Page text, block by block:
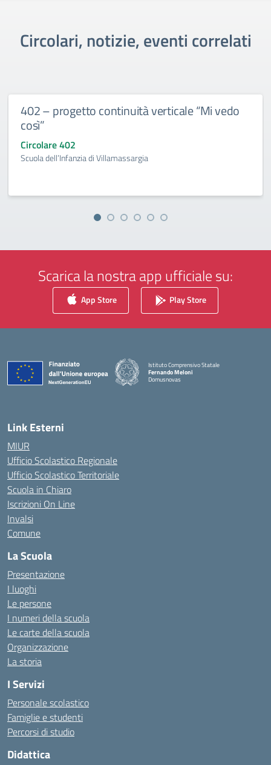
Circolari, notizie, eventi correlati
402 – progetto continuità verticale “Mi vedo
così”
Circolare 402
Scuola dell’Infanzia di Villamassargia
Scarica la nostra app ufficiale su:
App Store Play Store
Istituto Comprensivo Statale
Fernando Meloni
Domusnovas
Link Esterni
MIUR
Ufficio Scolastico Regionale
Ufficio Scolastico Territoriale
Scuola in Chiaro
Iscrizioni On Line
Invalsi
Comune
La Scuola
Presentazione
I luoghi
Le persone
I numeri della scuola
Le carte della scuola
Organizzazione
La storia
I Servizi
Personale scolastico
Famiglie e studenti
Percorsi di studio
Didattica